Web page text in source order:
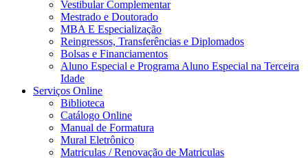
Vestibular Complementar
Mestrado e Doutorado
MBA E Especialização
Reingressos, Transferências e Diplomados
Bolsas e Financiamentos
Aluno Especial e Programa Aluno Especial na Terceira
Idade
Serviços Online
Biblioteca
Catálogo Online
Manual de Formatura
Mural Eletrônico
Matriculas / Renovação de Matriculas